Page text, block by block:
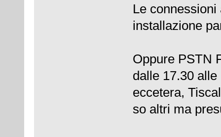
Le
installazione
Oppure PSTN
dalle 17.30
eccetera,
so altri ma